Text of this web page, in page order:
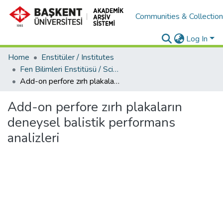
Communities &
Log In
Home
Enstitüler / Institutes
Fen Bilimleri Enstitüsü / Science Institute
Add-on perfore zırh plakaların deneysel balistik performans analizleri
Add-on perfore zırh plakaların
deneysel balistik performans
analizleri